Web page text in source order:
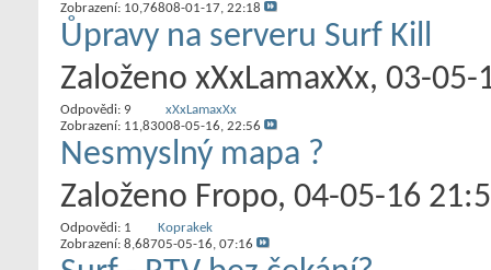
Zobrazení: 10,76808-01-17, 22:18
Ůpravy na serveru Surf Kill
Založeno xXxLamaxXx‎, 03-05-
Odpovědi: 9
Zobrazení: 11,830
xXxLamaxXx
08-05-16, 22:56
Nesmyslný mapa ?
Založeno Fropo‎, 04-05-16
Odpovědi: 1
Zobrazení: 8,687
Koprakek
05-05-16, 07:16